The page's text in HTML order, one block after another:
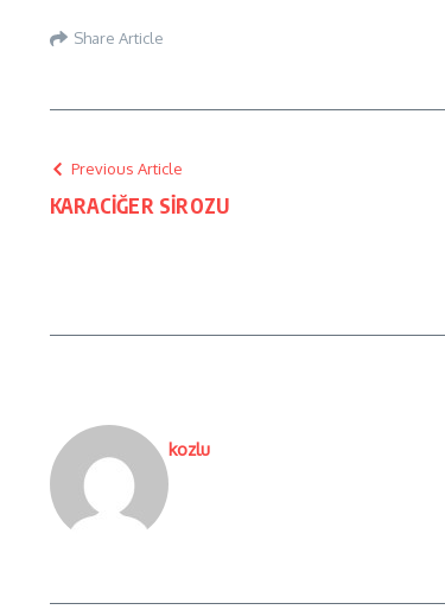
Share Article
Previous Article
KARACİĞER SİROZU
kozlu